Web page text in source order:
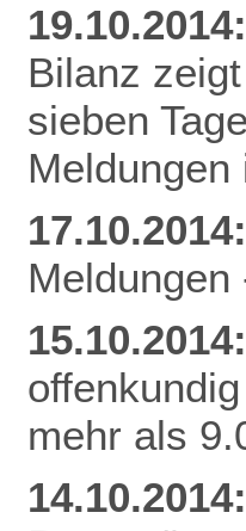
19.10.2014:
Bilanz
sieben
17.10.2014:
15.10.2014:
mehr als
14.10.2014: